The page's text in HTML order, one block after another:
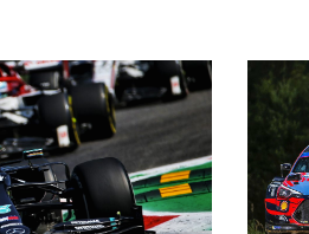
Tanak
gana
sin
casa